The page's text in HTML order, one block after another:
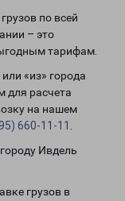
по всей
– это
тарифам.
«из» города
для расчета
на нашем
660-11-11
Ивдель
грузов в